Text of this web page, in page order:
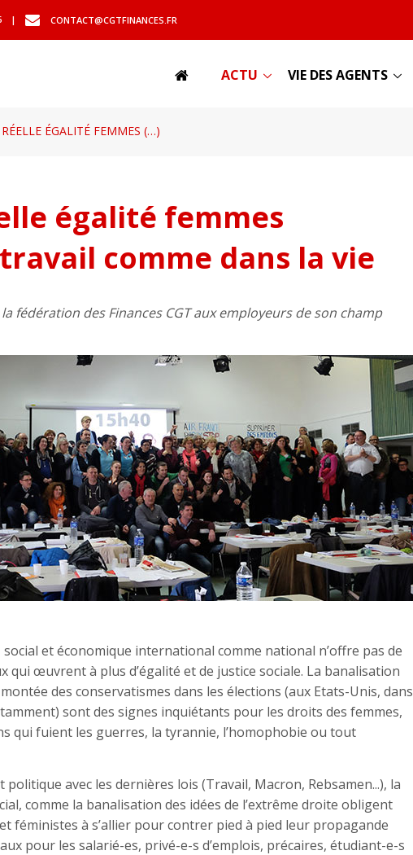
| CONTACT@CGTFINANCES.FR
ACTU VIE DES AGENTS
ÉGALITÉ FEMMES (…)
égalité femmes
comme dans la vie
fédération des Finances CGT aux employeurs de son champ
et économique international comme national n’offre pas de
qui œuvrent à plus d’égalité et de justice sociale. La banalisation
des conservatismes dans les élections (aux Etats-Unis, dans
sont des signes inquiétants pour les droits des femmes,
qui fuient les guerres, la tyrannie, l’homophobie ou tout
politique avec les dernières lois (Travail, Macron, Rebsamen...), la
comme la banalisation des idées de l’extrême droite obligent
féministes à s’allier pour contrer pied à pied leur propagande
pour les salarié-es, privé-e-s d’emplois, précaires, étudiant-e-s